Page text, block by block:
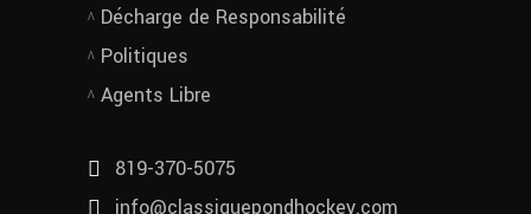
Décharge de Responsabilité
Politiques
Agents Libre
819-370-5075
info@classiquepondhockey.com